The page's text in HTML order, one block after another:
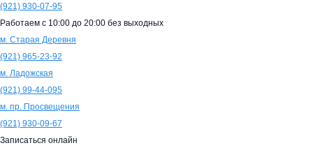
(921) 930-07-95
Работаем с 10:00 до 20:00 без выходных
м. Старая Деревня
(921) 965-23-92
м. Ладожская
(921) 99-44-095
м. пр. Просвещения
(921) 930-09-67
Записаться онлайн